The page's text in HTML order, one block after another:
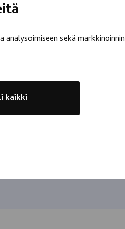
sekä markkinoinnin
kaikki